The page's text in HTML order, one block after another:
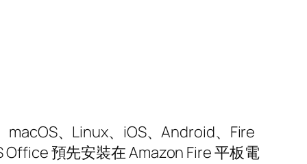
、Linux、iOS、Android、Fire
預先安裝在 Amazon Fire 平板電